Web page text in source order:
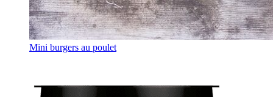
Mini burgers au poulet